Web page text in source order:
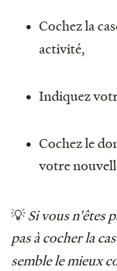
Cochez la
activité,
Indiquez
Cochez le
votre
💡Si vous n'êtes
pas à cocher la
semble le mieux